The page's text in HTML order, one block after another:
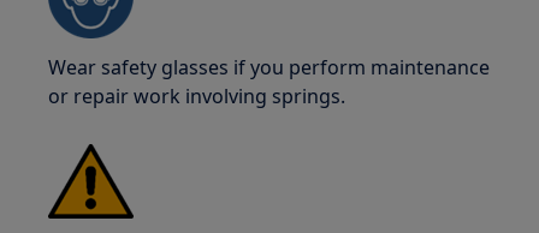
Wear safety glasses if you perform maintenance
or repair work involving springs.